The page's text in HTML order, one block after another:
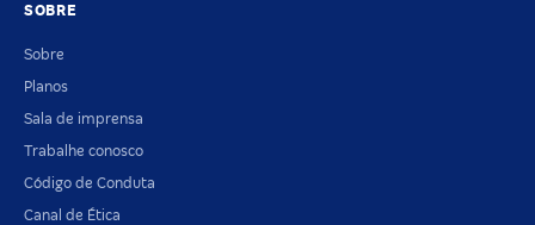
SOBRE
Sobre
Planos
Sala de imprensa
Trabalhe conosco
Código de Conduta
Canal de Ética